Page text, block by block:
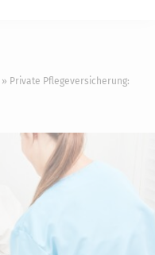
Private Pflegeversicherung: